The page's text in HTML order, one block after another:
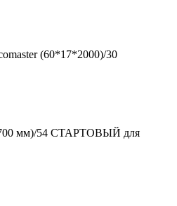
(60*17*2000)/30
мм)/54 СТАРТОВЫЙ для